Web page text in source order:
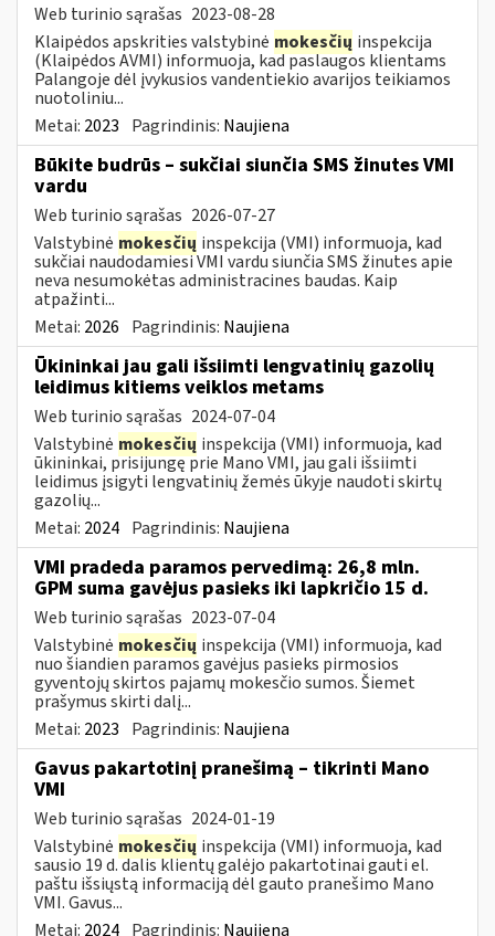
Web turinio sąrašas 2023-08-28
Klaipėdos apskrities valstybinė mokesčių inspekcija
(Klaipėdos AVMI) informuoja, kad paslaugos klientams
Palangoje dėl įvykusios vandentiekio avarijos teikiamos
nuotoliniu...
Metai: 2023 Pagrindinis: Naujiena
Būkite budrūs – sukčiai siunčia SMS žinutes VMI
vardu
Web turinio sąrašas 2026-07-27
Valstybinė mokesčių inspekcija (VMI) informuoja, kad
sukčiai naudodamiesi VMI vardu siunčia SMS žinutes apie
neva nesumokėtas administracines baudas. Kaip
atpažinti...
Metai: 2026 Pagrindinis: Naujiena
Ūkininkai jau gali išsiimti lengvatinių gazolių
leidimus kitiems veiklos metams
Web turinio sąrašas 2024-07-04
Valstybinė mokesčių inspekcija (VMI) informuoja, kad
ūkininkai, prisijungę prie Mano VMI, jau gali išsiimti
leidimus įsigyti lengvatinių žemės ūkyje naudoti skirtų
gazolių...
Metai: 2024 Pagrindinis: Naujiena
VMI pradeda paramos pervedimą: 26,8 mln.
GPM suma gavėjus pasieks iki lapkričio 15 d.
Web turinio sąrašas 2023-07-04
Valstybinė mokesčių inspekcija (VMI) informuoja, kad
nuo šiandien paramos gavėjus pasieks pirmosios
gyventojų skirtos pajamų mokesčio sumos. Šiemet
prašymus skirti dalį...
Metai: 2023 Pagrindinis: Naujiena
Gavus pakartotinį pranešimą – tikrinti Mano
VMI
Web turinio sąrašas 2024-01-19
Valstybinė mokesčių inspekcija (VMI) informuoja, kad
sausio 19 d. dalis klientų galėjo pakartotinai gauti el.
paštu išsiųstą informaciją dėl gauto pranešimo Mano
VMI. Gavus...
Metai: 2024 Pagrindinis: Naujiena